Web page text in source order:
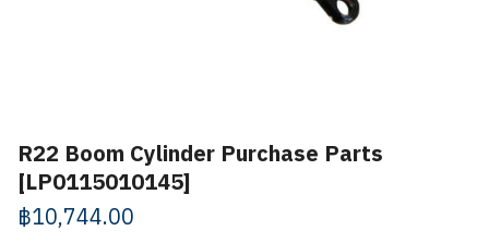
R22 Boom Cylinder Purchase Parts
[LP0115010145]
฿10,744.00